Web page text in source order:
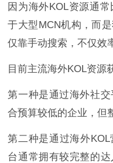
因为海外KOL资源通
于大型MCN机构，而
仅靠手动搜索，不仅效
目前主流海外KOL资源
第一种是通过海外社
合预算较低的企业，但
第二种是通过海外
台通常拥有较完整的